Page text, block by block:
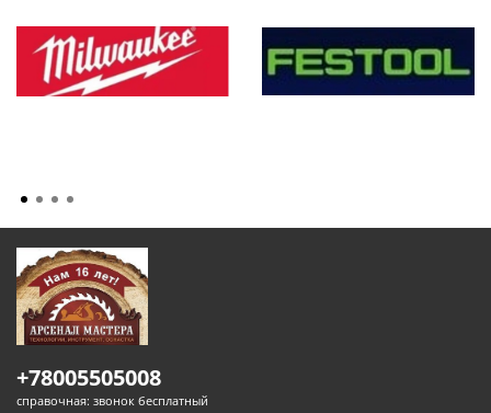
+78005505008
справочная: звонок бесплатный